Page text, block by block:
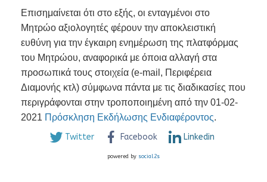
Επισημαίνεται ότι στο εξής, οι ενταγμένοι στο
Μητρώο αξιολογητές φέρουν την αποκλειστική
ευθύνη για την έγκαιρη ενημέρωση της πλατφόρμας
του Μητρώου, αναφορικά με όποια αλλαγή στα
προσωπικά τους στοιχεία (e-mail, Περιφέρεια
Διαμονής κτλ) σύμφωνα πάντα με τις διαδικασίες που
περιγράφονται στην τροποποιημένη από την 01-02-
2021 Πρόσκληση Εκδήλωσης Ενδιαφέροντος.
Twitter
Facebook Linkedin
powered by social2s